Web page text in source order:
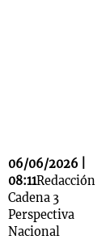
06/06/2026 |
08:11Redacción
Cadena 3
Perspectiva
Nacional